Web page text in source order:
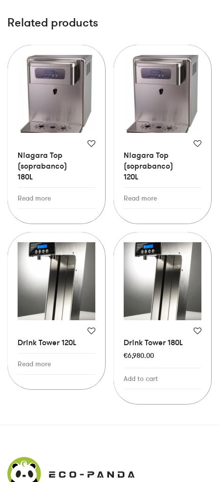
Related products
Niagara Top
(soprabanco)
180L
Read more
Niagara Top
(soprabanco)
120L
Read more
Drink Tower 120L
Read more
Drink Tower 180L
€6,980.00
Add to cart